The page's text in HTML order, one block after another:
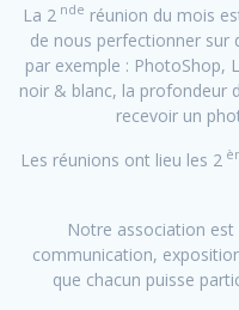
La 2 nde réunion du mois
de nous perfectionner sur
par exemple : PhotoShop,
noir & blanc, la profondeur
recevoir un
Les réunions ont lieu les 2
Notre association
communication,
que chacun puisse